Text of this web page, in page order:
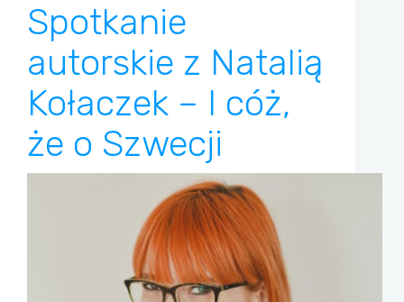
Spotkanie
autorskie z Natalią
Kołaczek – I cóż,
że o Szwecji